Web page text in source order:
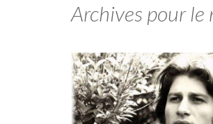
Archives pour le